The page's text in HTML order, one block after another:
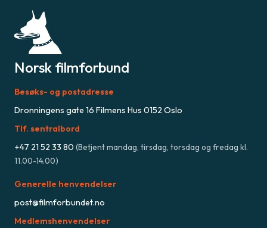
Norsk filmforbund
Besøks- og postadresse
Dronningens gate 16 Filmens Hus 0152 Oslo
Tlf. sentralbord
+47 21 52 33 80 (Betjent mandag, tirsdag, torsdag og fredag kl.
11.00-14.00)
Generelle henvendelser
post@filmforbundet.no
Medlemshenvendelser